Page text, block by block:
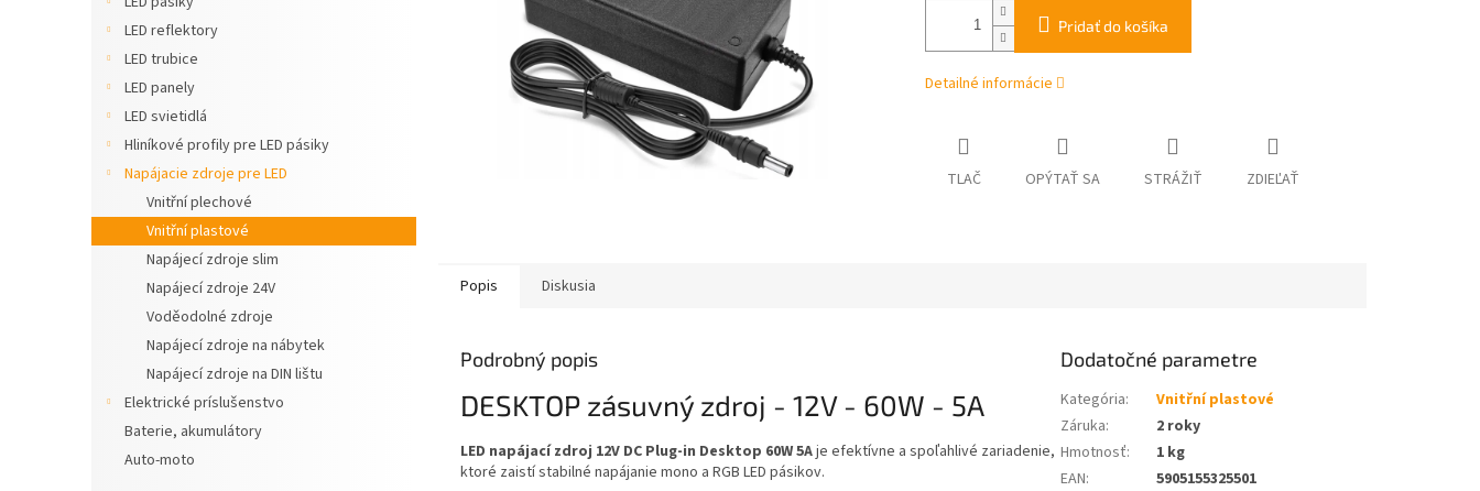
LED reflektory
LED trubice
LED panely
LED svietidlá
Hliníkové profily pre LED pásiky
Napájacie zdroje pre LED
Vnitřní plechové
Vnitřní plastové
Napájecí zdroje slim
Napájecí zdroje 24V
Voděodolné zdroje
Napájecí zdroje na nábytek
Napájecí zdroje na DIN lištu
Elektrické príslušenstvo
Baterie, akumulátory
Auto-moto
Pridať do košíka
Detailné informácie
TLAČ OPÝTAŤ SA STRÁŽIŤ ZDIEĽAŤ
Popis Diskusia
Podrobný popis
DESKTOP zásuvný zdroj - 12V - 60W - 5A
LED napájací zdroj 12V DC Plug-in Desktop 60W 5Aje efektívne a spoľahlivé zariadenie,
ktoré zaistí stabilné napájanie mono a RGB LED pásikov.
Dodatočné parametre
Kategória:
Vnitřní plastové
Záruka:
2 roky
Hmotnosť:
1 kg
EAN:
5905155325501